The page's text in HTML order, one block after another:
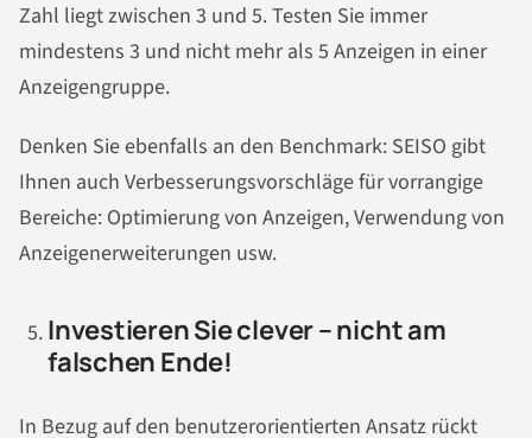
Zahl liegt zwischen 3 und 5. Testen Sie immer
mindestens 3 und nicht mehr als 5 Anzeigen in einer
Anzeigengruppe.
Denken Sie ebenfalls an den Benchmark: SEISO gibt
Ihnen auch Verbesserungsvorschläge für vorrangige
Bereiche: Optimierung von Anzeigen, Verwendung von
Anzeigenerweiterungen usw.
Investieren Sie clever – nicht am
falschen Ende!
In Bezug auf den benutzerorientierten Ansatz rückt